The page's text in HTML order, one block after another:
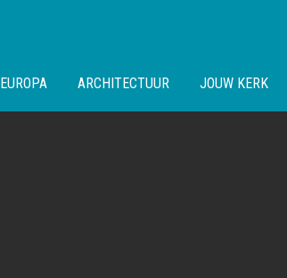
ARCHITECTUUR JOUW KERK